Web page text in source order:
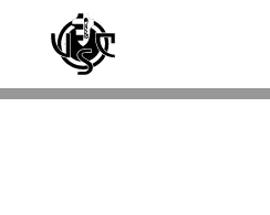
Skip to main content